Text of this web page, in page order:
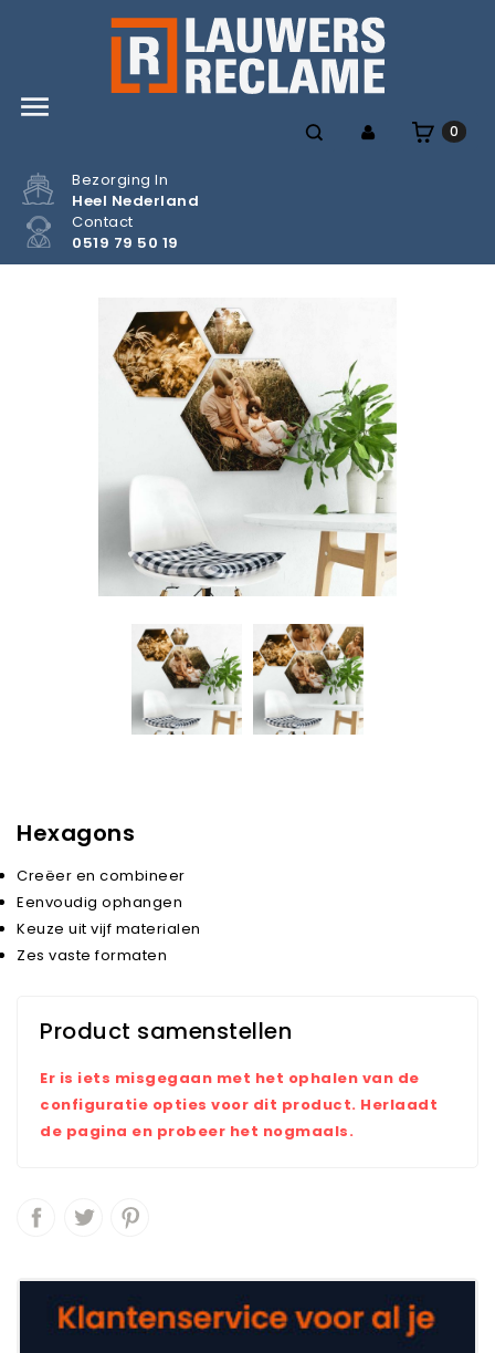

0
Bezorging In
Heel Nederland
Contact
0519 79 50 19
Hexagons
Creëer en combineer
Eenvoudig ophangen
Keuze uit vijf materialen
Zes vaste formaten
Product samenstellen
Er is iets misgegaan met het ophalen van de
configuratie opties voor dit product. Herlaadt
de pagina en probeer het nogmaals.